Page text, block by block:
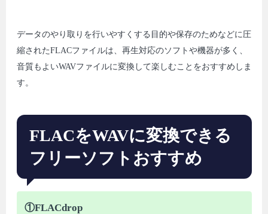
データのやり取りを行いやすくする目的や保存のためなどに圧
縮されたFLACファイルは、再生対応のソフトや機器が多く、
音質もよいWAVファイルに変換して楽しむことをおすすめしま
す。
FLACをWAVに変換できる
フリーソフトおすすめ
①FLACdrop